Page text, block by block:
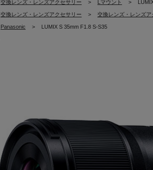
交換レンズ・レンズアクセサリー > Lマウント >
交換レンズ・レンズアクセサリー > 交換レンズ・レンズ
Panasonic >
LUMIX S 35mm F1.8 S-S35